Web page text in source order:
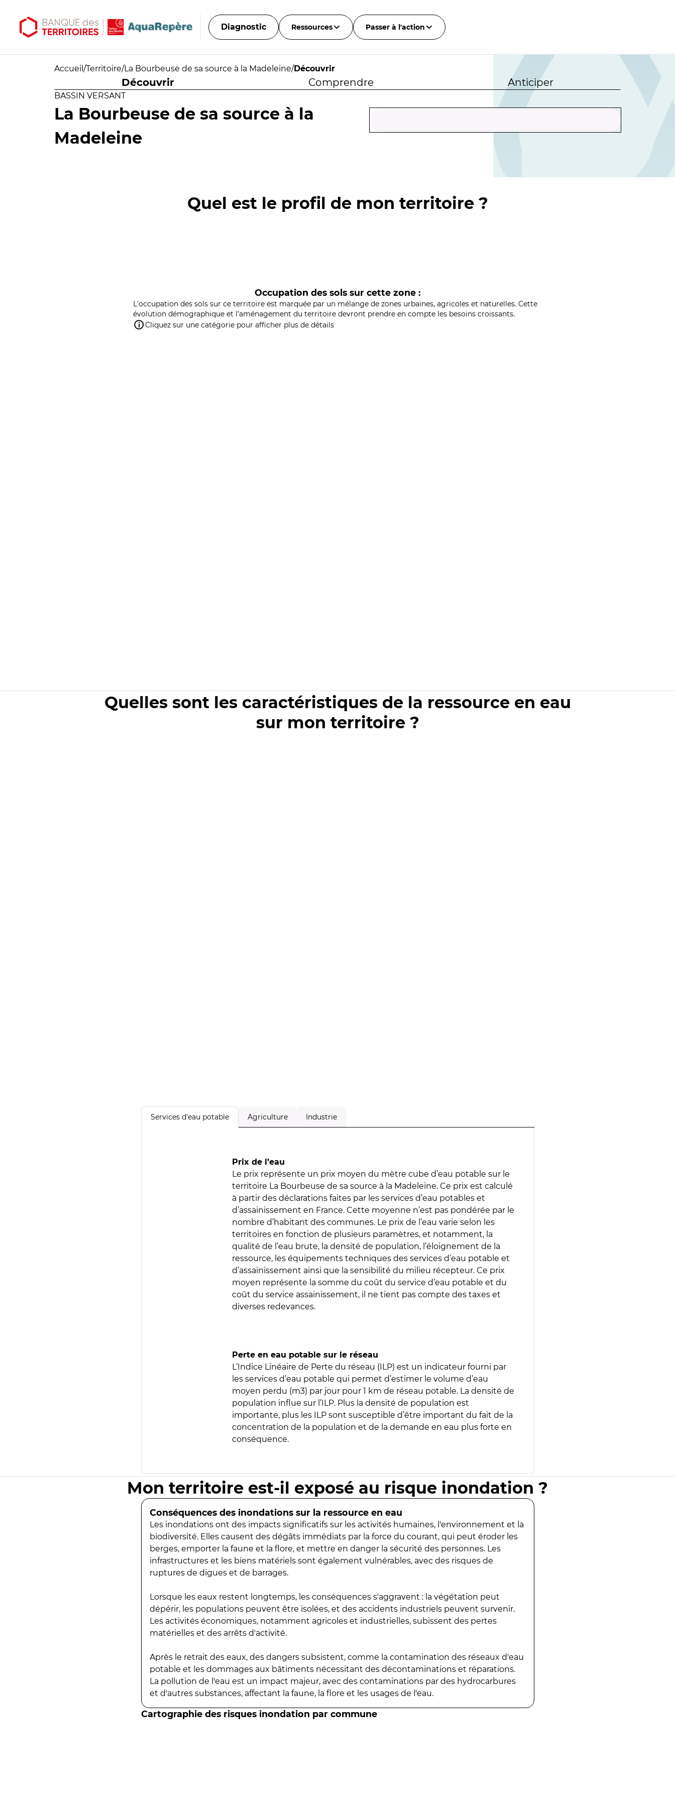
Diagnostic Ressources Passer à l'action
Accueil /Territoire/La Bourbeuse de sa source à la Madeleine/Découvrir
Découvrir Comprendre Anticiper
BASSIN VERSANT
La Bourbeuse de sa source à la
Madeleine
Quel est le profil de mon territoire ?
Occupation des sols sur cette zone :
L'occupation des sols sur ce territoire est marquée par un mélange de zones urbaines, agricoles et naturelles. Cette
évolution démographique et l'aménagement du territoire devront prendre en compte les besoins croissants.
Cliquez sur une catégorie pour afficher plus de détails
Quelles sont les caractéristiques de la ressource en eau
sur mon territoire ?
Services d'eau potable Agriculture Industrie
Prix de l’eau
Le prix représente un prix moyen du mètre cube d’eau potable sur le
territoire La Bourbeuse de sa source à la Madeleine. Ce prix est calculé
à partir des déclarations faites par les services d’eau potables et
d’assainissement en France. Cette moyenne n’est pas pondérée par le
nombre d’habitant des communes. Le prix de l’eau varie selon les
territoires en fonction de plusieurs paramètres, et notamment, la
qualité de l’eau brute, la densité de population, l’éloignement de la
ressource, les équipements techniques des services d’eau potable et
d’assainissement ainsi que la sensibilité du milieu récepteur. Ce prix
moyen représente la somme du coût du service d’eau potable et du
coût du service assainissement, il ne tient pas compte des taxes et
diverses redevances.
Perte en eau potable sur le réseau
L’Indice Linéaire de Perte du réseau (ILP) est un indicateur fourni par
les services d’eau potable qui permet d’estimer le volume d’eau
moyen perdu (m3) par jour pour 1 km de réseau potable. La densité de
population influe sur l’ILP. Plus la densité de population est
importante, plus les ILP sont susceptible d’être important du fait de la
concentration de la population et de la demande en eau plus forte en
conséquence.
Mon territoire est-il exposé au risque inondation ?
Conséquences des inondations sur la ressource en eau
Les inondations ont des impacts significatifs sur les activités humaines, l'environnement et la
biodiversité. Elles causent des dégâts immédiats par la force du courant, qui peut éroder les
berges, emporter la faune et la flore, et mettre en danger la sécurité des personnes. Les
infrastructures et les biens matériels sont également vulnérables, avec des risques de
ruptures de digues et de barrages.
Lorsque les eaux restent longtemps, les conséquences s'aggravent : la végétation peut
dépérir, les populations peuvent être isolées, et des accidents industriels peuvent survenir.
Les activités économiques, notamment agricoles et industrielles, subissent des pertes
matérielles et des arrêts d'activité.
Après le retrait des eaux, des dangers subsistent, comme la contamination des réseaux d'eau
potable et les dommages aux bâtiments nécessitant des décontaminations et réparations.
La pollution de l'eau est un impact majeur, avec des contaminations par des hydrocarbures
et d'autres substances, affectant la faune, la flore et les usages de l'eau.
Cartographie des risques inondation par commune